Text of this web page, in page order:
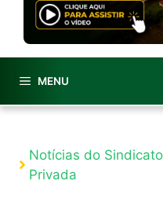
MENU
Notícias do Sindicato
Privada